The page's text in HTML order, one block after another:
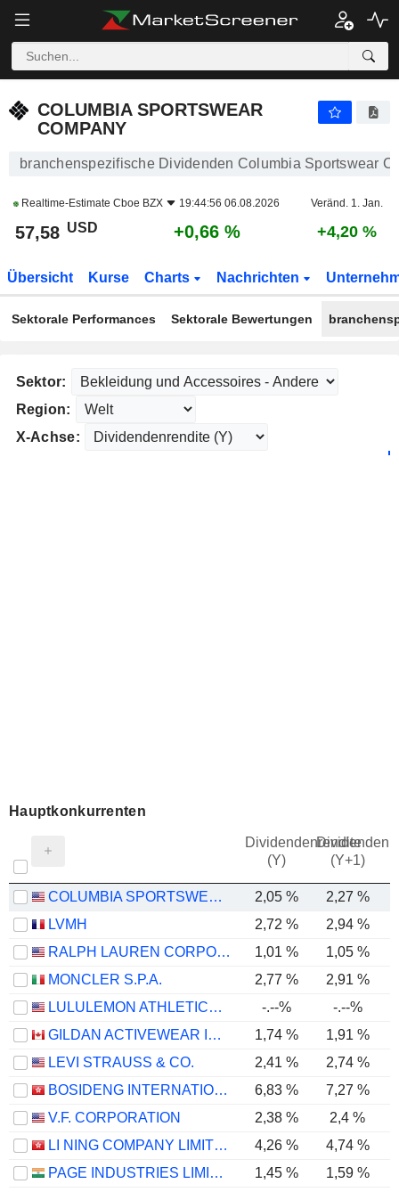
COLUMBIA SPORTSWEAR
COMPANY
branchenspezifische Dividenden Columbia Sportswear
Realtime-Estimate Cboe BZX 19:44:56 06.08.2026 Veränd. 1. Jan.
57,58 USD +0,66 % +4,20 %
Übersicht Kurse Charts Nachrichten
Sektorale Performances Sektorale Bewertungen
Sektor:
Region:
X-Achse:
Hauptkonkurrenten
Dividendenrendite
(Y)
(Y+1)
COLUMBIA SPORTSWEAR COMPANY 2,05 % 2,27 %
LVMH
2,72 %
2,94 %
RALPH LAUREN CORPORATION
1,01 % 1,05 %
MONCLER S.P.A.
2,77 % 2,91 %
LULULEMON ATHLETICA INC.
-.--% -.--%
GILDAN ACTIVEWEAR INC.
1,74 % 1,91 %
LEVI STRAUSS & CO.
2,41 % 2,74 %
BOSIDENG INTERNATIONAL HOLDINGS LIMITED
6,83 % 7,27 %
V.F. CORPORATION
2,38 % 2,4 %
LI NING COMPANY LIMITED
4,26 % 4,74 %
PAGE INDUSTRIES LIMITED
1,45 % 1,59 %